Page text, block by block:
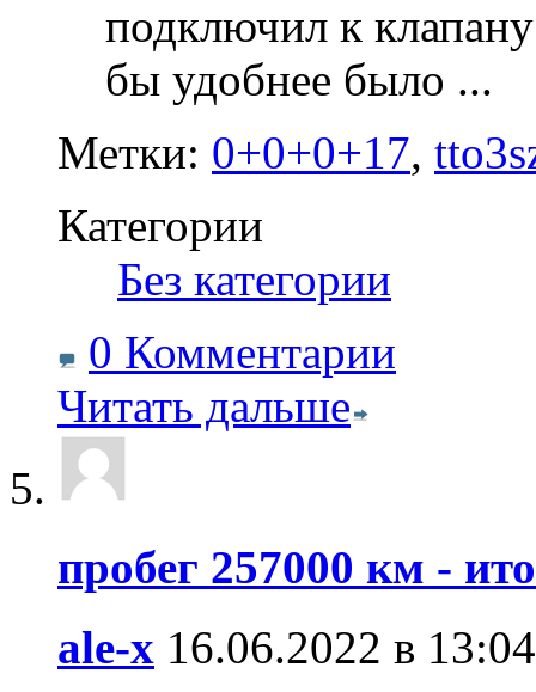
подключил к
бы удобнее было ...
Метки: 0+0+0+17,
Категории
Без категории
0 Комментарии
Читать дальше
пробег 257000 км -
ale-x 16.06.2022 в 13:04